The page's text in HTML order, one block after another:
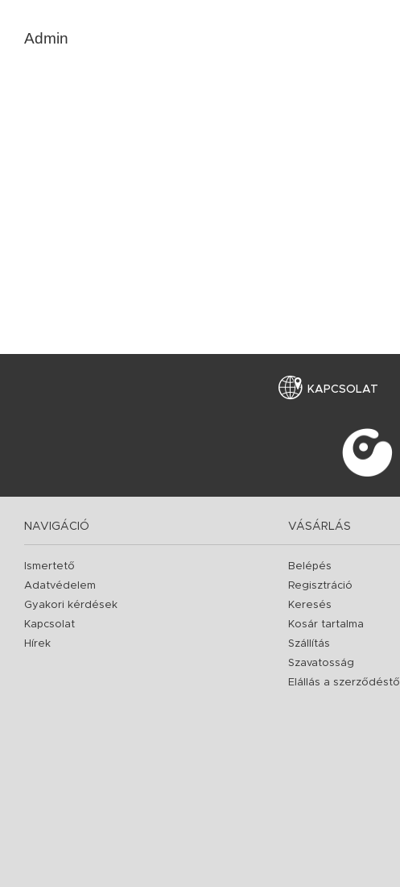
Admin
KAPCSOLAT
NAVIGÁCIÓ
Ismertető
Adatvédelem
Gyakori kérdések
Kapcsolat
Hírek
VÁSÁRLÁS
Belépés
Regisztráció
Keresés
Kosár tartalma
Szállítás
Szavatosság
Elállás a szerződéstől